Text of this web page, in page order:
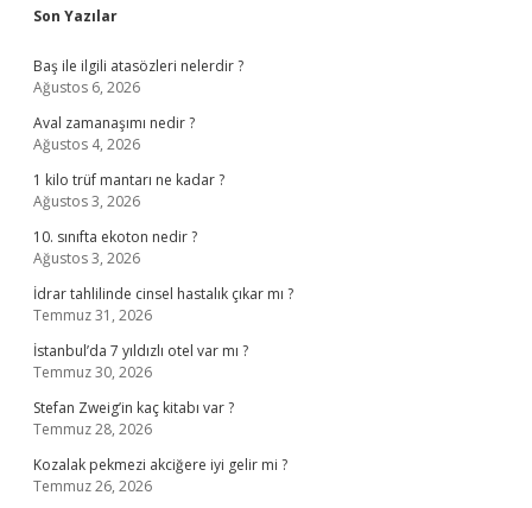
Sidebar
Son Yazılar
Baş ile ilgili atasözleri nelerdir ?
Ağustos 6, 2026
Aval zamanaşımı nedir ?
Ağustos 4, 2026
1 kilo trüf mantarı ne kadar ?
Ağustos 3, 2026
10. sınıfta ekoton nedir ?
Ağustos 3, 2026
İdrar tahlilinde cinsel hastalık çıkar mı ?
Temmuz 31, 2026
İstanbul’da 7 yıldızlı otel var mı ?
Temmuz 30, 2026
Stefan Zweig’in kaç kitabı var ?
Temmuz 28, 2026
Kozalak pekmezi akciğere iyi gelir mi ?
Temmuz 26, 2026